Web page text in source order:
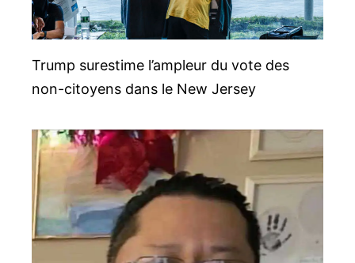
Trump surestime l’ampleur du vote des
non-citoyens dans le New Jersey